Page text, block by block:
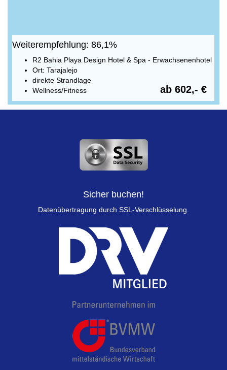
Weiterempfehlung: 86,1%
R2 Bahia Playa Design Hotel & Spa - Erwachsenenhotel
Ort: Tarajalejo
direkte Strandlage
Wellness/Fitness
ab 602,- €
Sicher buchen!
Datenübertragung durch SSL-Verschlüsselung.